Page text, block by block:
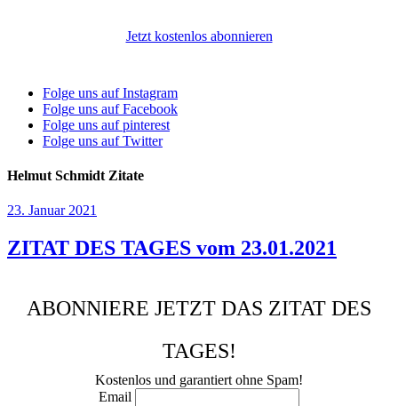
Jetzt kostenlos abonnieren
Folge uns auf Instagram
Folge uns auf Facebook
Folge uns auf pinterest
Folge uns auf Twitter
Helmut Schmidt Zitate
23. Januar 2021
ZITAT DES TAGES vom 23.01.2021
ABONNIERE JETZT DAS ZITAT DES
TAGES!
Kostenlos und garantiert ohne Spam!
Email